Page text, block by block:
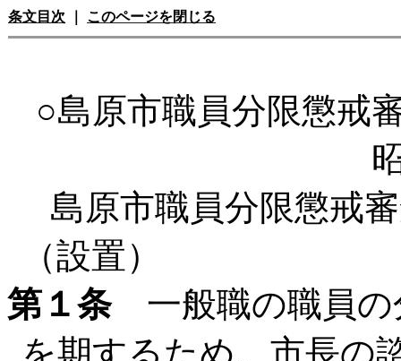
条文目次 このページを閉じる
○島原市職員分限懲戒
島原市職員分限懲戒
（設置）
第１条一般職の職員の
を期するため、市長の